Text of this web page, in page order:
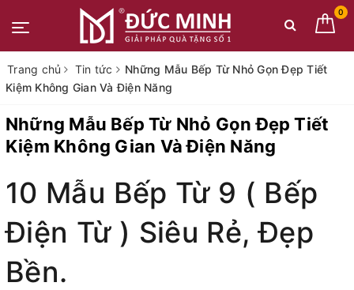
0
Trang chủ Tin tức
Những Mẫu Bếp Từ Nhỏ Gọn Đẹp Tiết
Kiệm Không Gian Và Điện Năng
Những Mẫu Bếp Từ Nhỏ Gọn Đẹp Tiết
Kiệm Không Gian Và Điện Năng
10 Mẫu Bếp Từ 9 ( Bếp
Điện Từ ) Siêu Rẻ, Đẹp
Bền.